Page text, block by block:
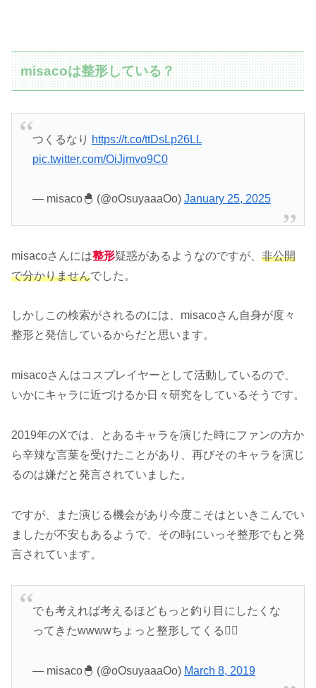
misacoは整形している？
つくるなり https://t.co/ttDsLp26LL
pic.twitter.com/OiJjmvo9C0
— misaco🐣 (@oOsuyaaaOo) January 25, 2025
misacoさんには整形疑惑があるようなのですが、 非公開
で分かりませんでした。
しかしこの検索がされるのには、misacoさん自身が度々
整形と発信しているからだと思います。
misacoさんはコスプレイヤーとして活動しているので、
いかにキャラに近づけるか日々研究をしているそうです。
2019年のXでは、とあるキャラを演じた時にファンの方か
ら辛辣な言葉を受けたことがあり、再びそのキャラを演じ
るのは嫌だと発言されていました。
ですが、また演じる機会があり今度こそはといきこんでい
ましたが不安もあるようで、その時にいっそ整形でもと発
言されています。
でも考えれば考えるほどもっと釣り目にしたくな
ってきたwwwwちょっと整形してくる🏃‍♂️
— misaco🐣 (@oOsuyaaaOo) March 8, 2019